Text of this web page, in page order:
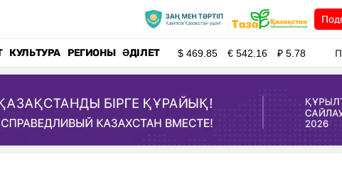
КУЛЬТУРА РЕГИОНЫ ӘДІЛЕТ $469.85 €542.16 ₽5.78